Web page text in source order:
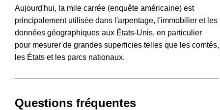
Aujourd'hui, la mile carrée (enquête américaine) est
principalement utilisée dans l'arpentage, l'immobilier et les
données géographiques aux États-Unis, en particulier
pour mesurer de grandes superficies telles que les comtés,
les États et les parcs nationaux.
Questions fréquentes